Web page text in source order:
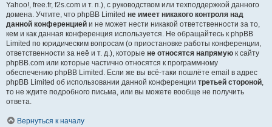
Yahoo!, free.fr, f2s.com и т. п.), с руководством или техподдержкой данного
домена. Учтите, что phpBB Limited не имеет никакого контроля над
данной конференцией и не может нести никакой ответственности за то,
кем и как данная конференция используется. Не обращайтесь к phpBB
Limited по юридическим вопросам (о приостановке работы конференции,
ответственности за неё и т. д.), которые не относятся напрямую к сайту
phpBB.com или которые частично относятся к программному
обеспечению phpBB Limited. Если же вы всё-таки пошлёте email в адрес
phpBB Limited об использовании данной конференции третьей стороной,
то не ждите подробного письма, или вы можете вообще не получить
ответа.
Вернуться к началу